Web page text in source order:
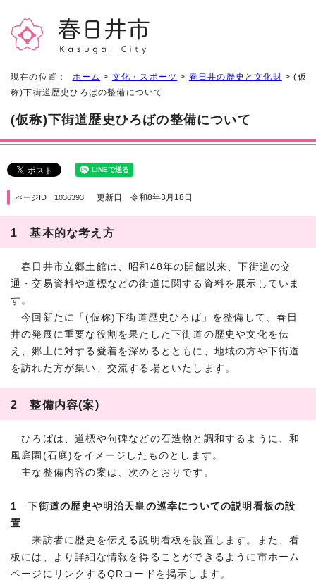
現在の位置： ホーム > 文化・スポーツ > 春日井の歴史と文化財 > (仮
称)下街道歴史ひろばの整備について
(仮称)下街道歴史ひろばの整備について
ページID 1036393 更新日 令和8年3月18日
1 基本的な考え方
春日井市立郷土館は、昭和48年の開館以来、下街道の交
通・交易資料や道標などの街道に関する資料を展示していま
す。
今回新たに「(仮称)下街道歴史ひろば」を整備して、春日
井の発展に重要な役割を果たした下街道の歴史や文化を伝
え、郷土に対する愛着を深めるとともに、地域の方や下街道
を訪れた方が集い、交流する場といたします。
2 整備内容(案)
ひろばは、道標や句碑などの石造物と調和するように、和
風庭園(石庭)をイメージしたものとします。
主な整備内容の案は、次のとおりです。
1 下街道の歴史や明治天皇の巡幸についての説明看板の設
置
来訪者に歴史を伝える説明看板を設置します。また、看
板には、より詳細な情報を得ることができるように市ホーム
ページにリンクするQRコードを掲示します。